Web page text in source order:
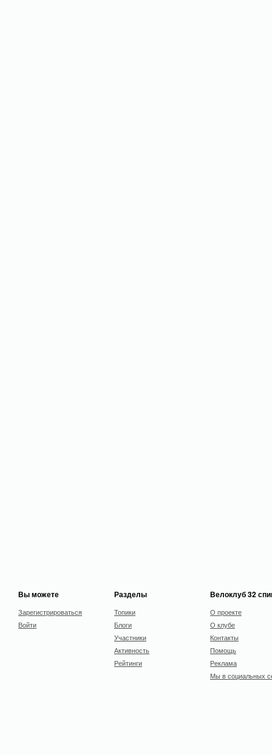
Вы можете
Зарегистрироваться
Войти
Разделы
Топики
Блоги
Участники
Активность
Рейтинги
Велоклуб 32
О проекте
О клубе
Контакты
Помощь
Реклама
Мы в социальных